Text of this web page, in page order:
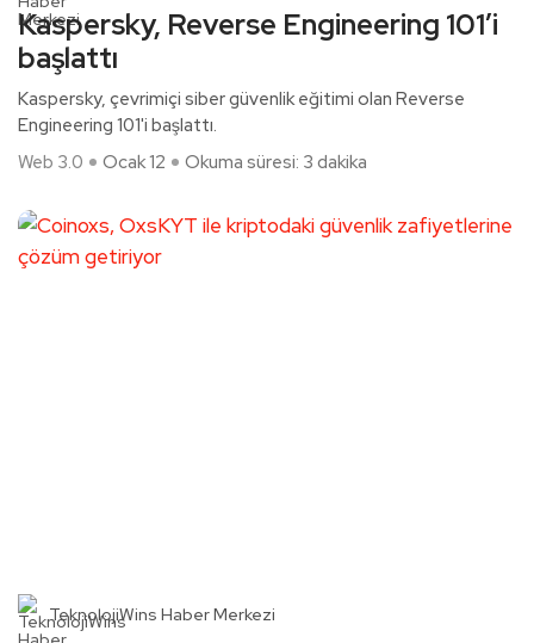
Kaspersky, Reverse Engineering 101’i
başlattı
Kaspersky, çevrimiçi siber güvenlik eğitimi olan Reverse
Engineering 101'i başlattı.
Web 3.0
Ocak 12 Okuma süresi: 3 dakika
TeknolojiWins Haber Merkezi